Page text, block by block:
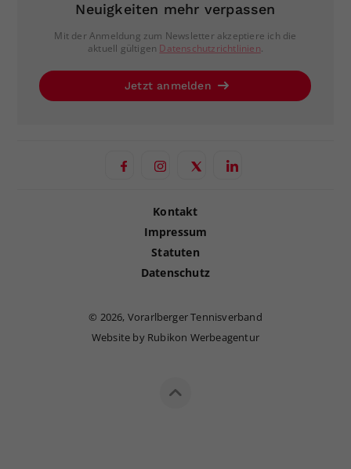
Neuigkeiten mehr verpassen
Mit der Anmeldung zum Newsletter akzeptiere ich die
aktuell gültigen Datenschutzrichtlinien.
Jetzt anmelden
Kontakt
Impressum
Statuten
Datenschutz
© 2026, Vorarlberger Tennisverband
Website by Rubikon Werbeagentur